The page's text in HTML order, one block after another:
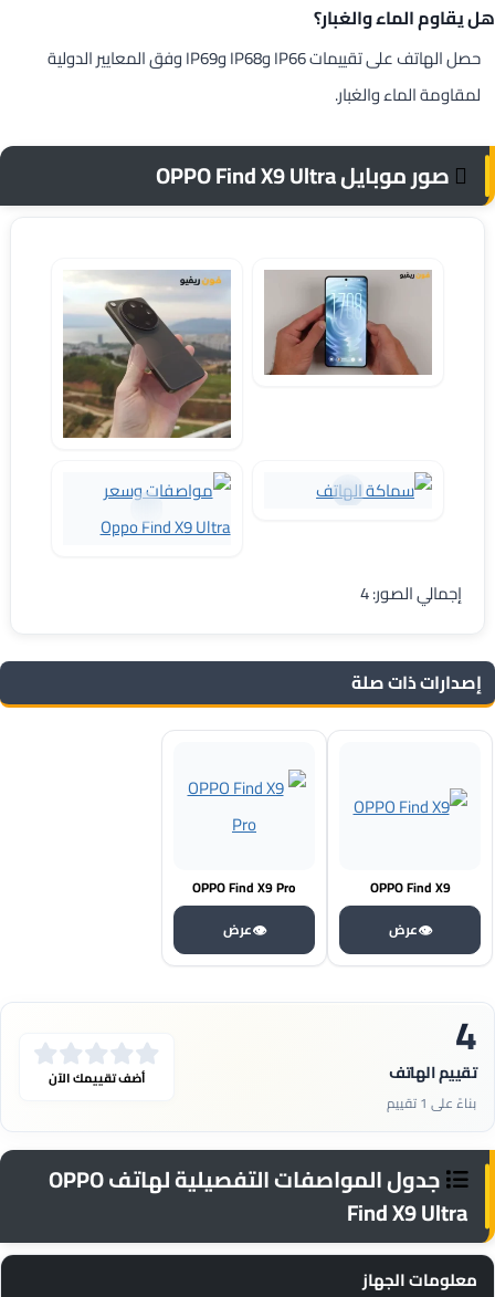
هل يقاوم الماء والغبار؟
حصل الهاتف على تقييمات IP66 وIP68 وIP69 وفق المعايير الدولية
لمقاومة الماء والغبار.
صور موبايل OPPO Find X9 Ultra
إجمالي الصور: 4
إصدارات ذات صلة
OPPO Find X9
👁عرض
OPPO Find X9 Pro
👁عرض
4
تقييم الهاتف
بناءً على 1 تقييم
أضف تقييمك الآن
جدول المواصفات التفصيلية لهاتف OPPO
Find X9 Ultra
معلومات الجهاز